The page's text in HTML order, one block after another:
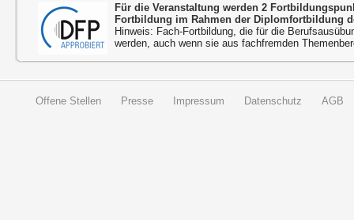
Für die Veranstaltung werden 2
Fortbildung im Rahmen der Diplomfortbildung
Hinweis: Fach-Fortbildung, die für die
werden, auch wenn sie aus fachfremden
Offene Stellen Presse Impressum Datenschutz AGB